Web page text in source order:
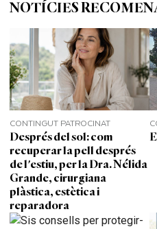
NOTÍCIES
CONTINGUT PATROCINAT
Després del sol: com
recuperar la pell després
de l'estiu, per la Dra. Nélida
Grande, cirurgiana
plàstica, estètica i
reparadora